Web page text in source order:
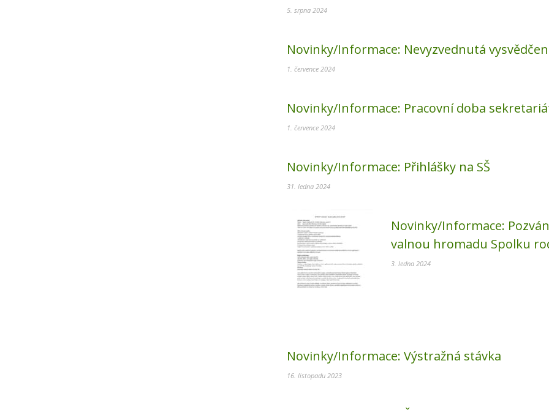
5. srpna 2024
Novinky/Informace: Nevyzvednutá
1. července 2024
Novinky/Informace: Pracovní doba
1. července 2024
Novinky/Informace: Přihlášky na SŠ
31. ledna 2024
Novinky/Informace:
valnou hromadu Spolku
3. ledna 2024
Novinky/Informace: Výstražná stávka
16. listopadu 2023